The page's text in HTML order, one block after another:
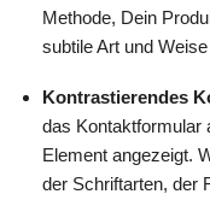
Methode, Dein
subtile Art und
Kontrastierendes
das Kontaktformular
Element angezeigt.
der Schriftarten, der